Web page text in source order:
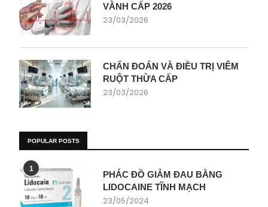
VÀNH CẤP 2026
23/03/2026
CHẨN ĐOÁN VÀ ĐIỀU TRỊ VIÊM
RUỘT THỪA CẤP
23/03/2026
POPULAR POSTS
1
PHÁC ĐỒ GIẢM ĐAU BẰNG
LIDOCAINE TĨNH MẠCH
23/05/2024